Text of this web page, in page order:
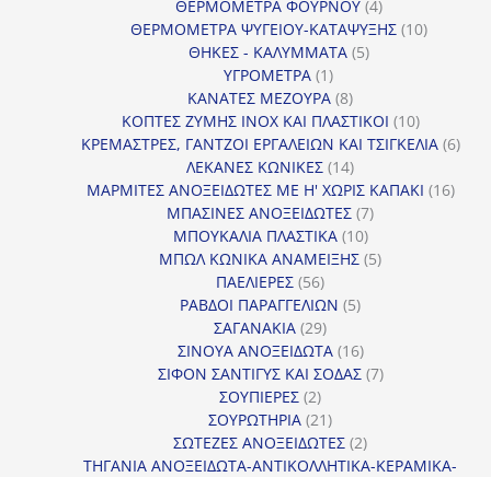
ΘΕΡΜΟΜΕΤΡΑ ΦΟΥΡΝΟΥ 44
προϊόντα
ΘΕΡΜΟΜΕΤΡΑ ΨΥΓΕΙΟΥ-ΚΑΤΑΨΥΞΗΣ 1010
ΘΗΚΕΣ - ΚΑΛΥΜΜΑΤΑ 55
ΥΓΡΟΜΕΤΡΑ 11
προϊόν
ΚΑΝΑΤΕΣ ΜΕΖΟΥΡΑ 88
προϊόντα
ΚΟΠΤΕΣ ΖΥΜΗΣ INOX ΚΑΙ ΠΛΑΣΤΙΚΟΙ 1010
προϊόντα
ΚΡΕΜΑΣΤΡΕΣ, ΓΑΝΤΖΟΙ ΕΡΓΑΛΕΙΩΝ ΚΑΙ ΤΣΙΓΚΕΛΙΑ 66
ΛΕΚΑΝΕΣ ΚΩΝΙΚΕΣ 1414
προϊόντα
ΜΑΡΜΙΤΕΣ ΑΝΟΞΕΙΔΩΤΕΣ ΜΕ Η' ΧΩΡΙΣ ΚΑΠΑΚΙ 1616
ΜΠΑΣΙΝΕΣ ΑΝΟΞΕΙΔΩΤΕΣ 77
ΜΠΟΥΚΑΛΙΑ ΠΛΑΣΤΙΚΑ 1010
προϊόντα
ΜΠΩΛ ΚΩΝΙΚΑ ΑΝΑΜΕΙΞΗΣ 55
ΠΑΕΛΙΕΡΕΣ 5656
προϊόντα
ΡΑΒΔΟΙ ΠΑΡΑΓΓΕΛΙΩΝ 55
ΣΑΓΑΝΑΚΙΑ 2929
προϊόντα
ΣΙΝΟΥΑ ΑΝΟΞΕΙΔΩΤΑ 1616
προϊόντα
ΣΙΦΟΝ ΣΑΝΤΙΓΥΣ ΚΑΙ ΣΟΔΑΣ 77
ΣΟΥΠΙΕΡΕΣ 22
προϊόντα
ΣΟΥΡΩΤΗΡΙΑ 2121
προϊόντα
ΣΩΤΕΖΕΣ ΑΝΟΞΕΙΔΩΤΕΣ 22
προϊόντα
ΤΗΓΑΝΙΑ ΑΝΟΞΕΙΔΩΤΑ-ΑΝΤΙΚΟΛΛΗΤΙΚΑ-ΚΕΡΑΜΙΚΑ-